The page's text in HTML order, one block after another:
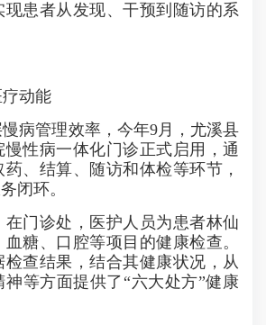
现患者从发现、干预到随访的系
动能
管理效率，今年9月，尤溪县
性病一体化门诊正式启用，通
、结算、随访和体检等环节，
闭环。
门诊处，医护人员为患者林仙
糖、口腔等项目的健康检查。
检查结果，结合其健康状况，从
等方面提供了“六大处方”健康